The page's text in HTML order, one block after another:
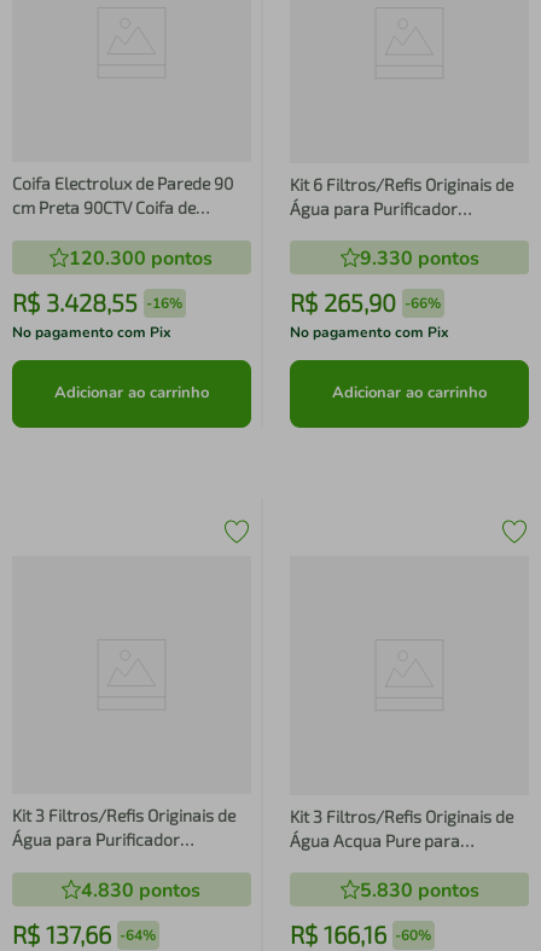
Coifa Electrolux de Parede 90
cm Preta 90CTV Coifa de
Preto 220V 29909PBA235
120.300 pontos
R$ 3.428,55 -16%
No pagamento com Pix
Adicionar ao carrinho
Kit 6 Filtros/Refis Originais de
Água para Purificador
PE11B/PE11X/PC41B/PC41X/
9.330 pontos
R$ 265,90 -66%
No pagamento com Pix
Adicionar ao carrinho
Kit 3 Filtros/Refis Originais de
Água para Purificador
PE11B/PE11X/PC41B/PC41X/PH41B/PH41X
4.830 pontos
R$ 137,66 -64%
Kit 3 Filtros/Refis Originais de
Água Acqua Pure para
PC02X/PE12A/PE12B/PE12G/
5.830 pontos
R$ 166,16 -60%